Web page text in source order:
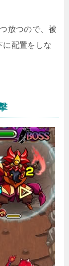
放つので、被
に配置をしな